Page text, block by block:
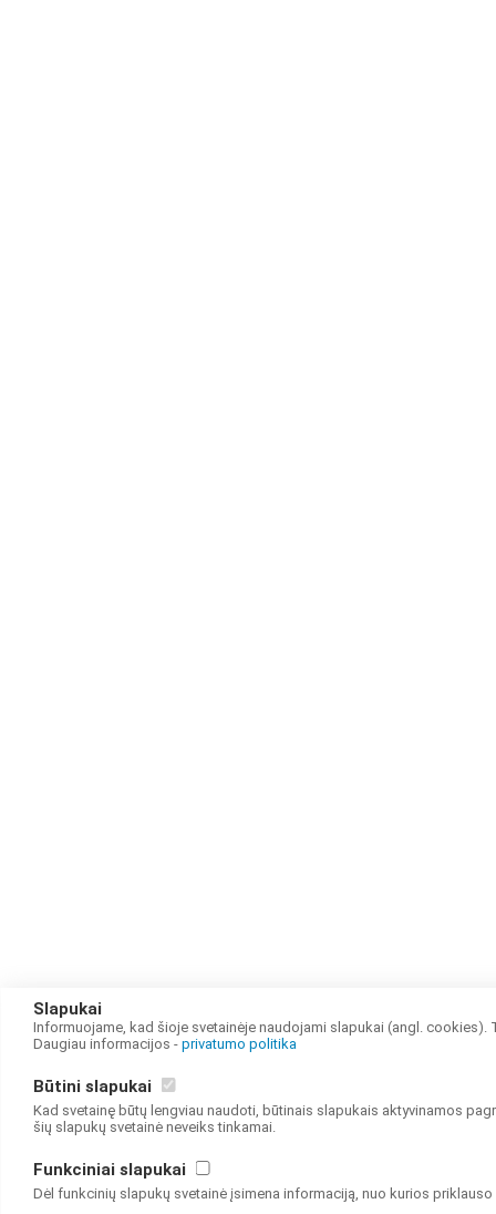
Slapukai
Informuojame, kad šioje svetainėje naudojami slapukai (angl.
Daugiau informacijos - privatumo politika
Būtini slapukai
Kad svetainę būtų lengviau naudoti, būtinais slapukais aktyvinamos
šių slapukų svetainė neveiks tinkamai.
Funkciniai slapukai
Dėl funkcinių slapukų svetainė įsimena informaciją, nuo kurios